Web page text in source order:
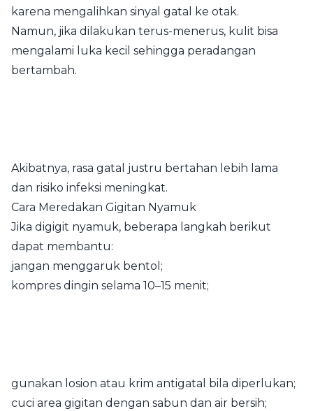
karena mengalihkan sinyal gatal ke otak.
Namun, jika dilakukan terus-menerus, kulit bisa
mengalami luka kecil sehingga peradangan
bertambah.
Akibatnya, rasa gatal justru bertahan lebih lama
dan risiko infeksi meningkat.
Cara Meredakan Gigitan Nyamuk
Jika digigit nyamuk, beberapa langkah berikut
dapat membantu:
jangan menggaruk bentol;
kompres dingin selama 10–15 menit;
gunakan losion atau krim antigatal bila diperlukan;
cuci area gigitan dengan sabun dan air bersih;